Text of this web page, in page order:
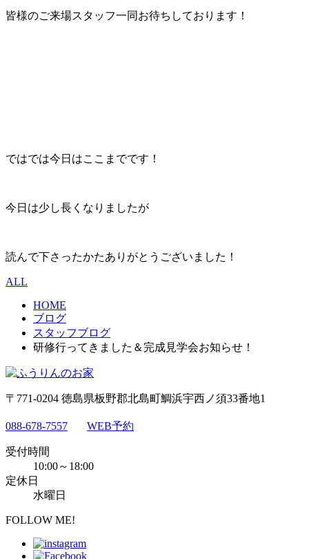
皆様のご来場スタッフ一同お待ちしております！
ではでは今日はここまでです！
今日は少し長くなりましたが
読んで下さったかたありがとうございました！
ALL
HOME
ブログ
スタッフブログ
研修行ってきました＆完成見学会お知らせ！
〒771-0204 徳島県板野郡北島町鯛浜宇西ノ須33番地1
088-678-7557 WEB予約
受付時間
10:00～18:00
定休日
水曜日
FOLLOW ME!